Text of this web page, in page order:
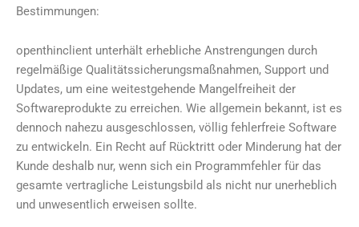
Bestimmungen:
openthinclient unterhält erhebliche Anstrengungen durch
regelmäßige Qualitätssicherungsmaßnahmen, Support und
Updates, um eine weitestgehende Mangelfreiheit der
Softwareprodukte zu erreichen. Wie allgemein bekannt, ist es
dennoch nahezu ausgeschlossen, völlig fehlerfreie Software
zu entwickeln. Ein Recht auf Rücktritt oder Minderung hat der
Kunde deshalb nur, wenn sich ein Programmfehler für das
gesamte vertragliche Leistungsbild als nicht nur unerheblich
und unwesentlich erweisen sollte.